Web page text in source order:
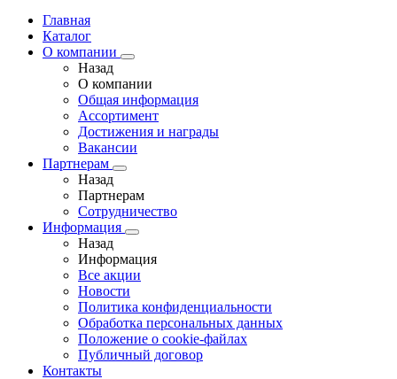
Главная
Каталог
О компании
Назад
О компании
Общая информация
Ассортимент
Достижения и награды
Вакансии
Партнерам
Назад
Партнерам
Сотрудничество
Информация
Назад
Информация
Все акции
Новости
Политика конфиденциальности
Обработка персональных данных
Положение о cookie-файлах
Публичный договор
Контакты